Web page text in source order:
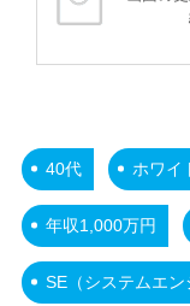
40代 ホワイ
年収1,000万円
SE（システムエン